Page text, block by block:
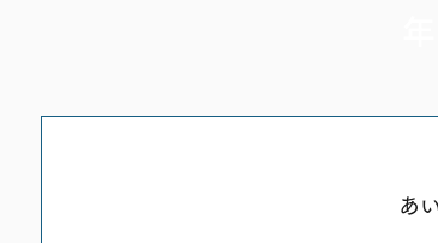
あ